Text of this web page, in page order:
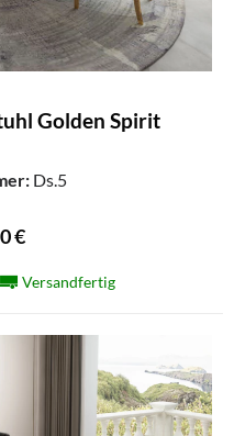
Golden Spirit
Ds.5
€
Versandfertig